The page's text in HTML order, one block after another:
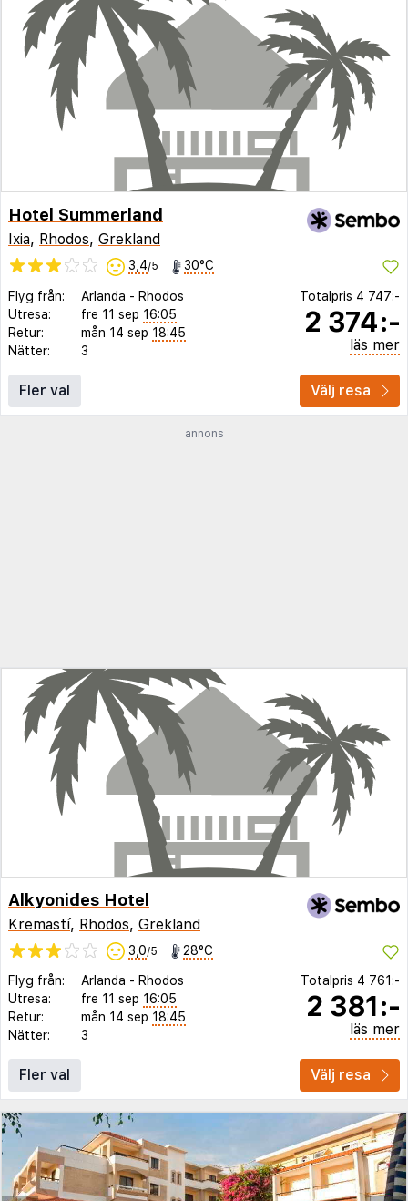
Hotel Summerland
Ixia, Rhodos, Grekland
3,4/5 30°C
Flyg från: Arlanda - Rhodos
Utresa:
fre 11 sep 16:05
Retur:
mån 14 sep 18:45
Nätter:
3
Totalpris 4 747:-
2 374:-
läs mer
Fler val Välj resa
annons
Alkyonides Hotel
Kremastí, Rhodos, Grekland
3,0/5 28°C
Flyg från: Arlanda - Rhodos
Utresa:
fre 11 sep 16:05
Retur:
mån 14 sep 18:45
Nätter:
3
Totalpris 4 761:-
2 381:-
läs mer
Fler val Välj resa